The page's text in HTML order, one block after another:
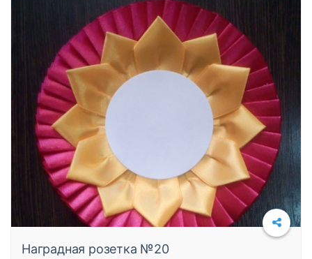
Наградная розетка №20